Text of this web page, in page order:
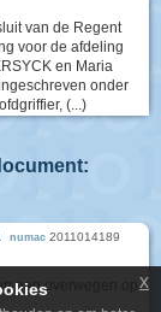
van de Regent
voor de afdeling
en Maria
onder
(...)
numac 2011014189
aan overwegen op x